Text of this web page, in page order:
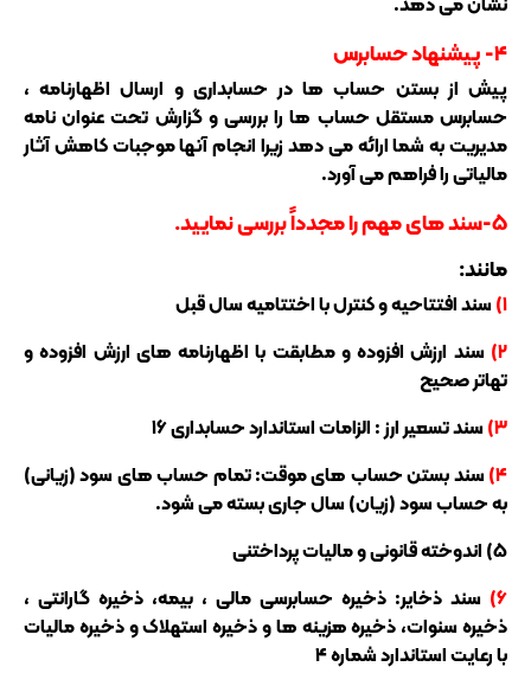
۴- پیشنهاد حسابرس
پیش از بستن حساب ها در حسابداری و ارسال اظهارنامه ،
حسابرس مستقل حساب ها را بررسی و گزارش تحت عنوان نامه
مدیریت به شما ارائه می دهد زیرا انجام آنها موجبات کاهش آثار
مالیاتی را فراهم می آورد.
۵-سند های مهم را مجدداً بررسی نمایید.
مانند:
۱) سند افتتاحیه و کنترل با اختتامیه سال قبل
۲) سند ارزش افزوده و مطابقت با اظهارنامه های ارزش افزوده و
تهاتر صحیح
۳) سند تسعیر ارز : الزامات استاندارد حسابداری ۱۶
۴) سند بستن حساب های موقت: تمام حساب های سود (زیانی)
به حساب سود (زیان) سال جاری بسته می شود.
۵) اندوخته قانونی و مالیات پرداختنی
۶) سند ذخایر: ذخیره حسابرسی مالی ، بیمه، ذخیره گارانتی ،
ذخیره سنوات، ذخیره هزینه ها و ذخیره استهلاک و ذخیره مالیات
با رعایت استاندارد شماره ۴